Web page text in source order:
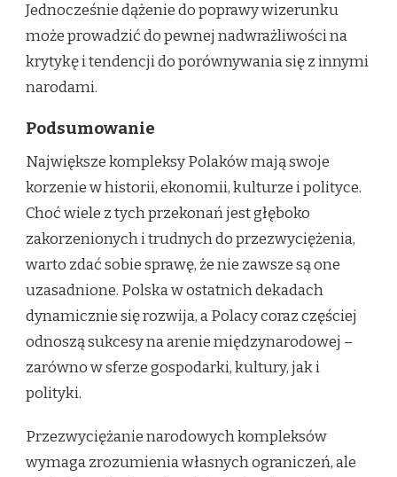
Jednocześnie dążenie do poprawy wizerunku
może prowadzić do pewnej nadwrażliwości na
krytykę i tendencji do porównywania się z innymi
narodami.
Podsumowanie
Największe kompleksy Polaków mają swoje
korzenie w historii, ekonomii, kulturze i polityce.
Choć wiele z tych przekonań jest głęboko
zakorzenionych i trudnych do przezwyciężenia,
warto zdać sobie sprawę, że nie zawsze są one
uzasadnione. Polska w ostatnich dekadach
dynamicznie się rozwija, a Polacy coraz częściej
odnoszą sukcesy na arenie międzynarodowej –
zarówno w sferze gospodarki, kultury, jak i
polityki.
Przezwyciężanie narodowych kompleksów
wymaga zrozumienia własnych ograniczeń, ale